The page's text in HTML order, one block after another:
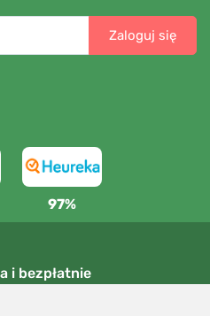
Zaloguj się
97%
i bezpłatnie
powyżej 250 PLN